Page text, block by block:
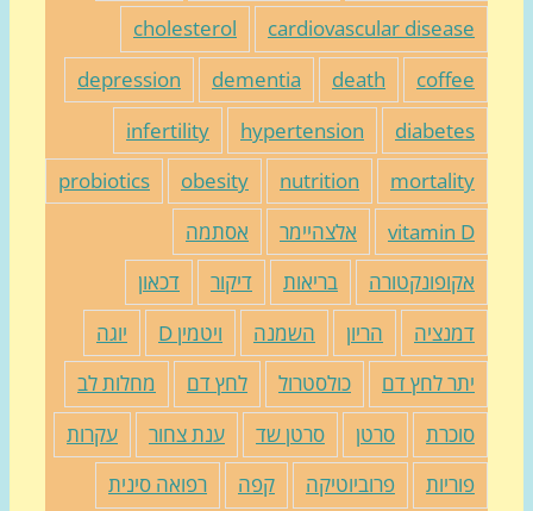
cardiovascular
cholesterol
death
dementia
depression
hypertension
infertility
nutrition
obesity
probiotics
vitamin
אלצהיימר
אסתמה
בריאות דיקור
דכאון
הריון השמנה ויטמין D
יוגה
לחץ דם
כולסטרול לחץ דם
מחלות לב
סרטן סרטן שד ענת צחור
עקרות
פרוביוטיקה קפה
רפואה סינית